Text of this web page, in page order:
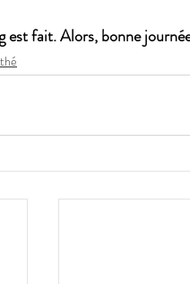
est fait. Alors, bonne